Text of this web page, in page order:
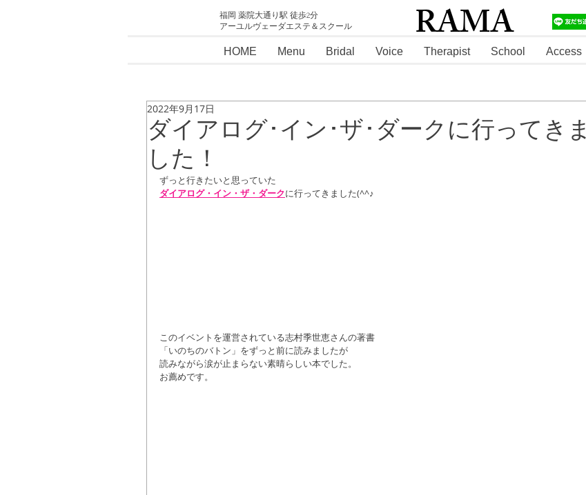
福岡 薬院大通り駅 徒歩2分
アーユルヴェーダエステ＆スクール
RAMA
HOME Menu Bridal Voice Therapist School Access
ダイアログ･イン･ザ･ダークに行ってきま
した！
2022年9月17日
ずっと行きたいと思っていた
ダイアログ・イン・ザ・ダークに行ってきました(^^♪
このイベントを運営されている志村季世恵さんの著書
「いのちのバトン」をずっと前に読みましたが
読みながら涙が止まらない素晴らしい本でした。
お薦めです。